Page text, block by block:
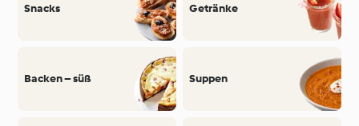
Snacks Getränke
Backen – süß Suppen